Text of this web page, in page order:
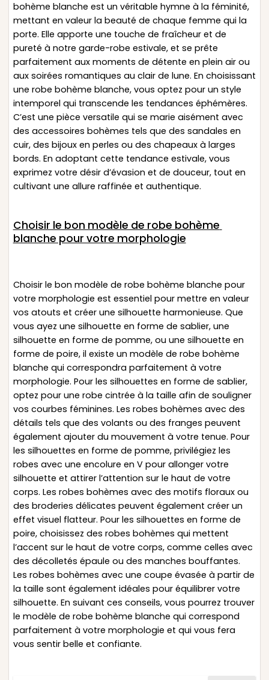
bohème blanche est un véritable hymne à la féminité,
mettant en valeur la beauté de chaque femme qui la
porte. Elle apporte une touche de fraîcheur et de
pureté à notre garde-robe estivale, et se prête
parfaitement aux moments de détente en plein air ou
aux soirées romantiques au clair de lune. En choisissant
une robe bohème blanche, vous optez pour un style
intemporel qui transcende les tendances éphémères.
C’est une pièce versatile qui se marie aisément avec
des accessoires bohèmes tels que des sandales en
cuir, des bijoux en perles ou des chapeaux à larges
bords. En adoptant cette tendance estivale, vous
exprimez votre désir d’évasion et de douceur, tout en
cultivant une allure raffinée et authentique.
Choisir le bon modèle de robe bohème
blanche pour votre morphologie
Choisir le bon modèle de robe bohème blanche pour
votre morphologie est essentiel pour mettre en valeur
vos atouts et créer une silhouette harmonieuse. Que
vous ayez une silhouette en forme de sablier, une
silhouette en forme de pomme, ou une silhouette en
forme de poire, il existe un modèle de robe bohème
blanche qui correspondra parfaitement à votre
morphologie. Pour les silhouettes en forme de sablier,
optez pour une robe cintrée à la taille afin de souligner
vos courbes féminines. Les robes bohèmes avec des
détails tels que des volants ou des franges peuvent
également ajouter du mouvement à votre tenue. Pour
les silhouettes en forme de pomme, privilégiez les
robes avec une encolure en V pour allonger votre
silhouette et attirer l’attention sur le haut de votre
corps. Les robes bohèmes avec des motifs floraux ou
des broderies délicates peuvent également créer un
effet visuel flatteur. Pour les silhouettes en forme de
poire, choisissez des robes bohèmes qui mettent
l’accent sur le haut de votre corps, comme celles avec
des décolletés épaule ou des manches bouffantes.
Les robes bohèmes avec une coupe évasée à partir de
la taille sont également idéales pour équilibrer votre
silhouette. En suivant ces conseils, vous pourrez trouver
le modèle de robe bohème blanche qui correspond
parfaitement à votre morphologie et qui vous fera
vous sentir belle et confiante.